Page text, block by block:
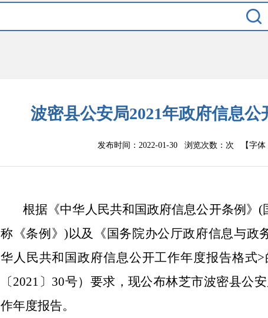
波密县公安局2021年政府信息
发布时间：2022-01-30 浏览次数： 次 【字体
根据《中华人民共和国政府信息公开条例》 (
称《条例》) 以及《国务院办公厅政府信息与政
华人民共和国政府信息公开工作年度报告格式>
〔2021 〕 30号）要求，现公布林芝市波密县公
作年度报告。